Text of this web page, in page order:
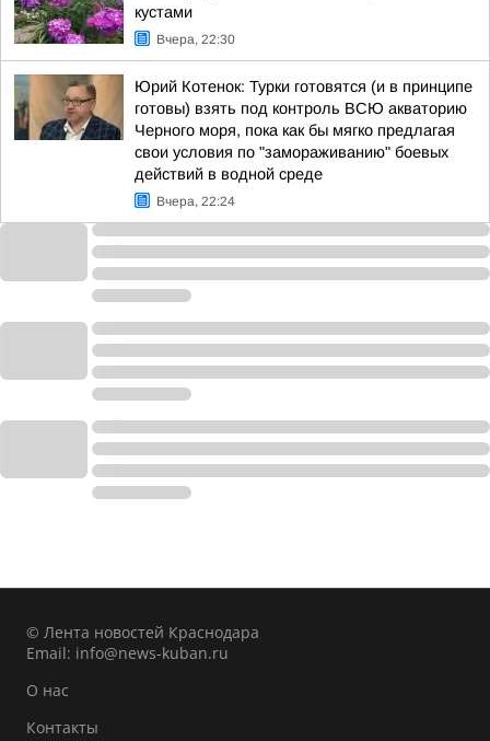
кустами
Вчера, 22:30
Юрий Котенок: Турки готовятся (и в принципе
готовы) взять под контроль ВСЮ акваторию
Черного моря, пока как бы мягко предлагая
свои условия по "замораживанию" боевых
действий в водной среде
Вчера, 22:24
© Лента новостей Краснодара
Email: info@news-kuban.ru
О нас
Контакты